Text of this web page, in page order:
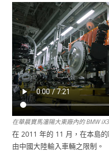
在華晨寶馬瀋陽大東廠內的 BMW
在 2011 年的 11 月，在本島
由中國大陸輸入車輛之限制。